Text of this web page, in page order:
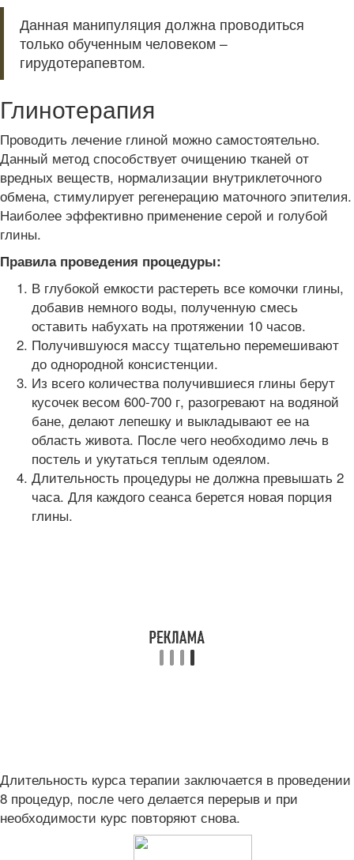
Данная манипуляция должна проводиться
только обученным человеком –
гирудотерапевтом.
Глинотерапия
Проводить лечение глиной можно самостоятельно.
Данный метод способствует очищению тканей от
вредных веществ, нормализации внутриклеточного
обмена, стимулирует регенерацию маточного эпителия.
Наиболее эффективно применение серой и голубой
глины.
Правила проведения процедуры:
В глубокой емкости растереть все комочки глины,
добавив немного воды, полученную смесь
оставить набухать на протяжении 10 часов.
Получившуюся массу тщательно перемешивают
до однородной консистенции.
Из всего количества получившиеся глины берут
кусочек весом 600-700 г, разогревают на водяной
бане, делают лепешку и выкладывают ее на
область живота. После чего необходимо лечь в
постель и укутаться теплым одеялом.
Длительность процедуры не должна превышать 2
часа. Для каждого сеанса берется новая порция
глины.
Длительность курса терапии заключается в проведении
8 процедур, после чего делается перерыв и при
необходимости курс повторяют снова.